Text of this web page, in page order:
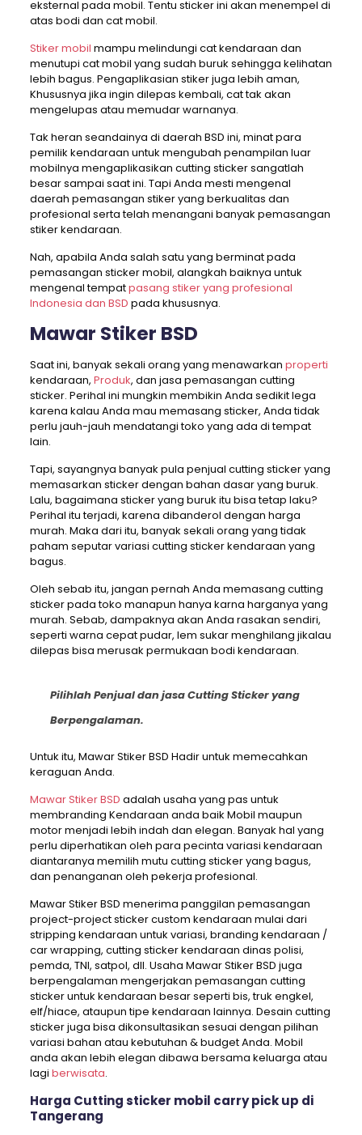
eksternal pada mobil. Tentu sticker ini akan menempel di
atas bodi dan cat mobil.
Stiker mobil mampu melindungi cat kendaraan dan
menutupi cat mobil yang sudah buruk sehingga kelihatan
lebih bagus. Pengaplikasian stiker juga lebih aman,
Khususnya jika ingin dilepas kembali, cat tak akan
mengelupas atau memudar warnanya.
Tak heran seandainya di daerah BSD ini, minat para
pemilik kendaraan untuk mengubah penampilan luar
mobilnya mengaplikasikan cutting sticker sangatlah
besar sampai saat ini. Tapi Anda mesti mengenal
daerah pemasangan stiker yang berkualitas dan
profesional serta telah menangani banyak pemasangan
stiker kendaraan.
Nah, apabila Anda salah satu yang berminat pada
pemasangan sticker mobil, alangkah baiknya untuk
mengenal tempatpasang stiker yang profesional
Indonesia dan BSD pada khususnya.
Mawar Stiker BSD
Saat ini, banyak sekali orang yang menawarkan properti
kendaraan, Produk, dan jasa pemasangan cutting
sticker. Perihal ini mungkin membikin Anda sedikit lega
karena kalau Anda mau memasang sticker, Anda tidak
perlu jauh-jauh mendatangi toko yang ada di tempat
lain.
Tapi, sayangnya banyak pula penjual cutting sticker yang
memasarkan sticker dengan bahan dasar yang buruk.
Lalu, bagaimana sticker yang buruk itu bisa tetap laku?
Perihal itu terjadi, karena dibanderol dengan harga
murah. Maka dari itu, banyak sekali orang yang tidak
paham seputar variasi cutting sticker kendaraan yang
bagus.
Oleh sebab itu, jangan pernah Anda memasang cutting
sticker pada toko manapun hanya karna harganya yang
murah. Sebab, dampaknya akan Anda rasakan sendiri,
seperti warna cepat pudar, lem sukar menghilang jikalau
dilepas bisa merusak permukaan bodi kendaraan.
Pilihlah Penjual dan jasa Cutting Sticker yang
Berpengalaman.
Untuk itu, Mawar Stiker BSD Hadir untuk memecahkan
keraguan Anda.
Mawar Stiker BSD adalah usaha yang pas untuk
membranding Kendaraan anda baik Mobil maupun
motor menjadi lebih indah dan elegan. Banyak hal yang
perlu diperhatikan oleh para pecinta variasi kendaraan
diantaranya memilih mutu cutting sticker yang bagus,
dan penanganan oleh pekerja profesional.
Mawar Stiker BSD menerima panggilan pemasangan
project-project sticker custom kendaraan mulai dari
stripping kendaraan untuk variasi, branding kendaraan /
car wrapping, cutting sticker kendaraan dinas polisi,
pemda, TNI, satpol, dll. Usaha Mawar Stiker BSD juga
berpengalaman mengerjakan pemasangan cutting
sticker untuk kendaraan besar seperti bis, truk engkel,
elf/hiace, ataupun tipe kendaraan lainnya. Desain cutting
sticker juga bisa dikonsultasikan sesuai dengan pilihan
variasi bahan atau kebutuhan & budget Anda. Mobil
anda akan lebih elegan dibawa bersama keluarga atau
lagi berwisata.
Harga Cutting sticker mobil carry pick up di
Tangerang